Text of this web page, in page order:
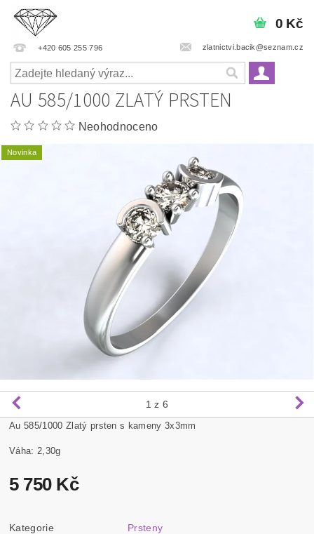
+420 605 255 796 zlatnictvi.bacik@seznam.cz
0 Kč
AU 585/1000 ZLATÝ PRSTEN
Neohodnoceno
Novinka
1 z 6
Au 585/1000 Zlatý prsten s kameny 3x3mm
Váha: 2,30g
5 750 Kč
Kategorie Prsteny